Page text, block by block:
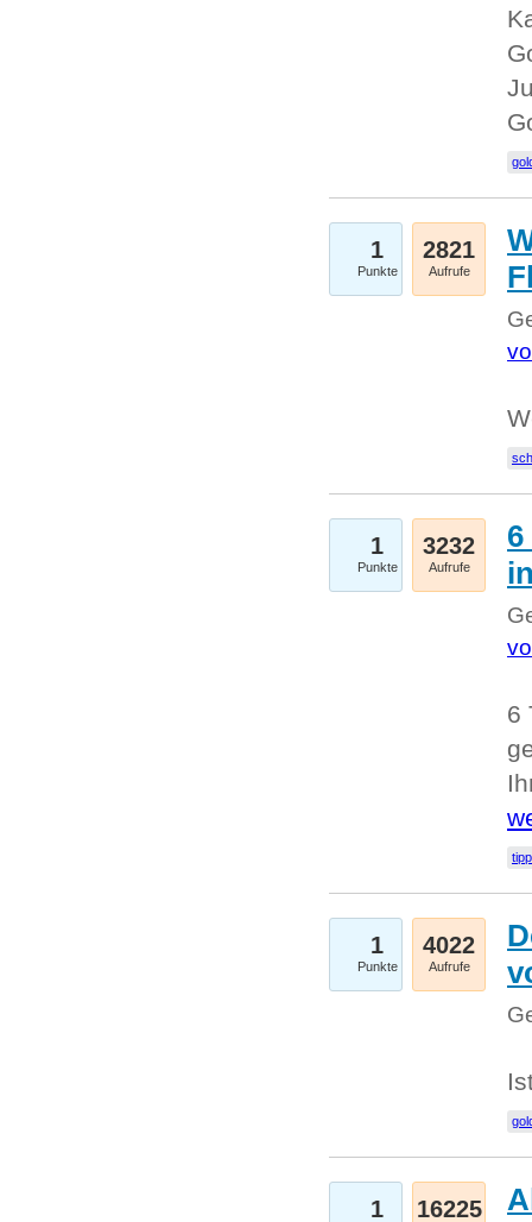
1
Punkte
2821
Aufrufe
1
Punkte
3232
Aufrufe
6
1
Punkte
4022
Aufrufe
1 16225